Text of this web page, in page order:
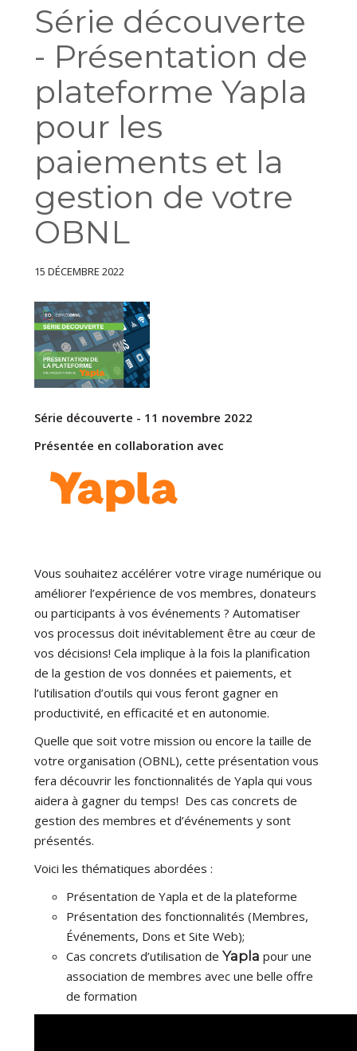
Série découverte
- Présentation de
plateforme Yapla
pour les
paiements et la
gestion de votre
OBNL
15 DÉCEMBRE 2022
Série découverte - 11 novembre 2022
Présentée en collaboration avec
Vous souhaitez accélérer votre virage numérique ou
améliorer l’expérience de vos membres, donateurs
ou participants à vos événements ? Automatiser
vos processus doit inévitablement être au cœur de
vos décisions! Cela implique à la fois la planification
de la gestion de vos données et paiements, et
l’utilisation d’outils qui vous feront gagner en
productivité, en efficacité et en autonomie.
Quelle que soit votre mission ou encore la taille de
votre organisation (OBNL), cette présentation vous
fera découvrir les fonctionnalités de Yapla qui vous
aidera à gagner du temps! Des cas concrets de
gestion des membres et d’événements y sont
présentés.
Voici les thématiques abordées :
Présentation de Yapla et de la plateforme
Présentation des fonctionnalités (Membres,
Événements, Dons et Site Web);
Cas concrets d’utilisation deYapla pour une
association de membres avec une belle offre
de formation